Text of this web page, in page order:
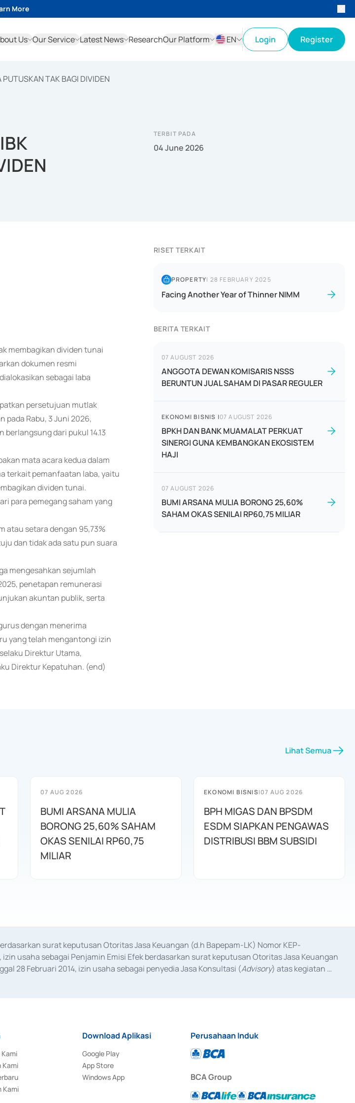
More
Us Our Service Latest News ResearchOur Platform
EN
Login Register
TAK BAGI DIVIDEN
TERBIT PADA
04 June 2026
membagikan dividen tunai
dokumen resmi
sebagai laba
persetujuan mutlak
pada Rabu, 3 Juni 2026,
dari pukul 14.13
mata acara kedua dalam
terkait pemanfaatan laba, yaitu
dividen tunai.
para pemegang saham yang
atau setara dengan 95,73%
dan tidak ada satu pun suara
mengesahkan sejumlah
penetapan remunerasi
akuntan publik, serta
dengan menerima
yang telah mengantongi izin
Direktur Utama,
Direktur Kepatuhan. (end)
RISET TERKAIT
PROPERTY| 28 FEBRUARY 2025
Facing Another Year of Thinner NIMM
BERITA TERKAIT
07 AUGUST 2026
ANGGOTA DEWAN KOMISARIS NSSS
BERUNTUN JUAL SAHAM DI PASAR REGULER
EKONOMI BISNIS |07 AUGUST 2026
BPKH DAN BANK MUAMALAT PERKUAT
SINERGI GUNA KEMBANGKAN EKOSISTEM
HAJI
07 AUGUST 2026
BUMI ARSANA MULIA BORONG 25,60%
SAHAM OKAS SENILAI RP60,75 MILIAR
Lihat Semua
07 AUG 2026
BUMI ARSANA MULIA
BORONG 25,60% SAHAM
OKAS SENILAI RP60,75
MILIAR
EKONOMI BISNIS|07 AUG 2026
BPH MIGAS DAN BPSDM
ESDM SIAPKAN PENGAWAS
DISTRIBUSI BBM SUBSIDI
surat keputusan Otoritas Jasa Keuangan (d.h Bapepam-LK) Nomor KEP-
usaha sebagai Penjamin Emisi Efek berdasarkan surat keputusan Otoritas Jasa Keuangan
28 Februari 2014, izin usaha sebagai penyedia Jasa Konsultasi (Advisory) atas kegiatan
Kami
Kami
Download Aplikasi
Google Play
App Store
Windows App
Perusahaan Induk
BCA Group